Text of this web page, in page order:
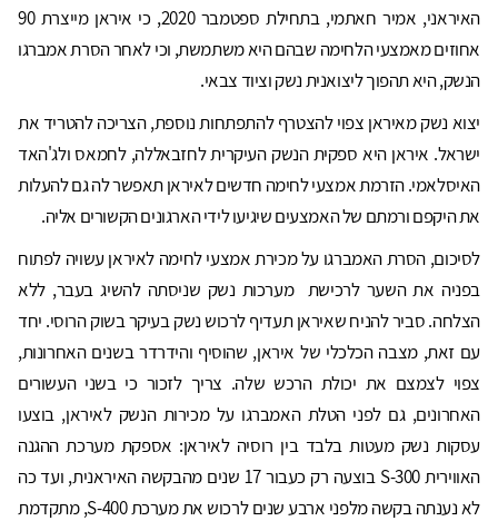
האיראני, אמיר חאתמי, בתחילת ספטמבר 2020, כי איראן מייצרת 90
אחוזים מאמצעי הלחימה שבהם היא משתמשת, וכי לאחר הסרת אמברגו
הנשק, היא תהפוך ליצואנית נשק וציוד צבאי.
יצוא נשק מאיראן צפוי להצטרף להתפתחות נוספת, הצריכה להטריד את
ישראל. איראן היא ספקית הנשק העיקרית לחזבאללה, לחמאס ולג'האד
האיסלאמי. הזרמת אמצעי לחימה חדשים לאיראן תאפשר לה גם להעלות
את היקפם ורמתם של האמצעים שיגיעו לידי הארגונים הקשורים אליה.
לסיכום, הסרת האמברגו על מכירת אמצעי לחימה לאיראן עשויה לפתוח
בפניה את השער לרכישת מערכות נשק שניסתה להשיג בעבר, ללא
הצלחה. סביר להניח שאיראן תעדיף לרכוש נשק בעיקר בשוק הרוסי. יחד
עם זאת, מצבה הכלכלי של איראן, שהוסיף והידרדר בשנים האחרונות,
צפוי לצמצם את יכולת הרכש שלה. צריך לזכור כי בשני העשורים
האחרונים, גם לפני הטלת האמברגו על מכירות הנשק לאיראן, בוצעו
עסקות נשק מעטות בלבד בין רוסיה לאיראן: אספקת מערכת ההגנה
האווירית 300-S בוצעה רק כעבור 17 שנים מהבקשה האיראנית, ועד כה
לא נענתה בקשה מלפני ארבע שנים לרכוש את מערכת 400-S, מתקדמת